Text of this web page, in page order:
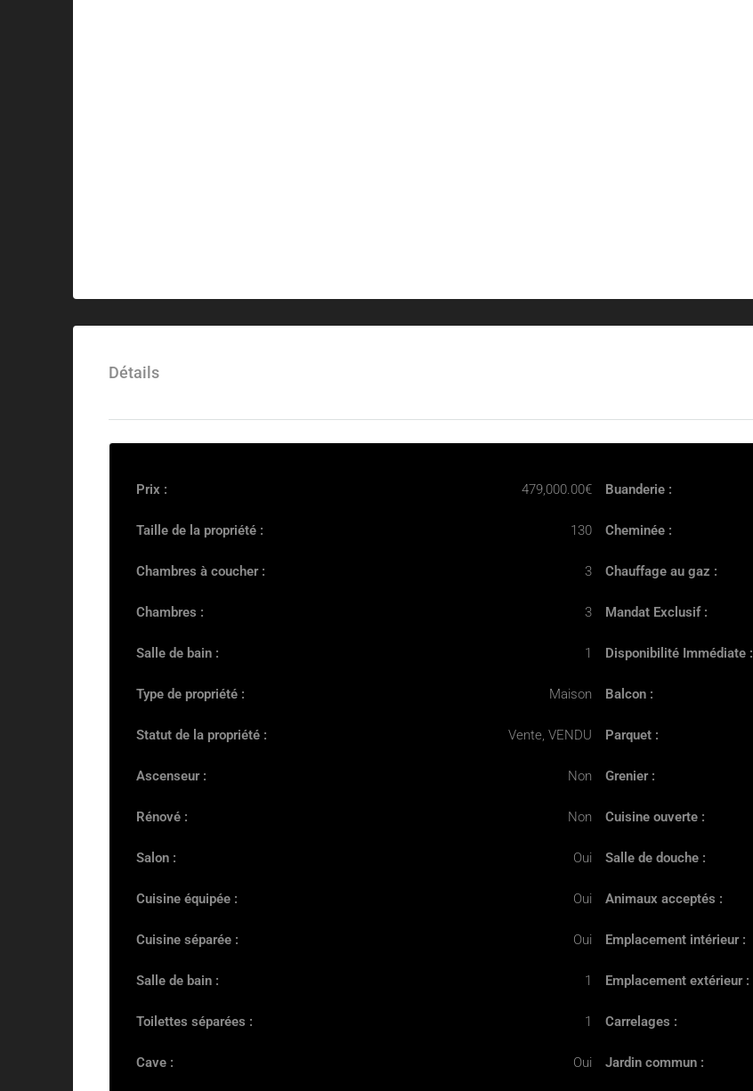
Détails
Prix : 479,000.00€
Taille de la propriété : 130
Chambres à coucher : 3
Chambres : 3
Salle de bain : 1
Type de propriété : Maison
Statut de la propriété : Vente, VENDU
Ascenseur : Non
Rénové : Non
Salon : Oui
Cuisine équipée : Oui
Cuisine séparée : Oui
Salle de bain : 1
Toilettes séparées : 1
Cave : Oui
Buanderie :
Cheminée :
Chauffage au gaz :
Mandat Exclusif :
Disponibilité Immédiate :
Balcon :
Parquet :
Grenier :
Cuisine ouverte :
Salle de douche :
Animaux acceptés :
Emplacement intérieur :
Emplacement extérieur :
Carrelages :
Jardin commun :